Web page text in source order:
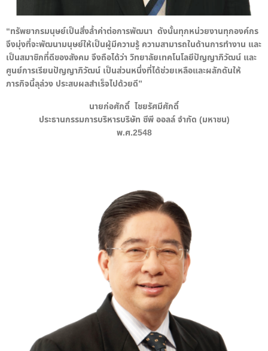
“ทรัพยากรมนุษย์เป็นสิ่งล้ำค่าต่อการพัฒนา ดังนั้นทุกหน่วยงานทุกองค์กร
จึงมุ่งที่จะพัฒนามนุษย์ให้เป็นผู้มีความรู้ ความสามารถในด้านการทำงาน และ
เป็นสมาชิกที่ดีของสังคม จึงถือได้ว่า วิทยาลัยเทคโนโลยีปัญญาภิวัฒน์ และ
ศูนย์การเรียนปัญญาภิวัฒน์ เป็นส่วนหนึ่งที่ได้ช่วยเหลือและผลักดันให้
ภารกิจนี้ลุล่วง ประสบผลสำเร็จไปด้วยดี”
นายก่อศักดิ์ ไชยรัศมีศักดิ์
ประธานกรรมการบริหารบริษัท ซีพี ออลล์ จำกัด (มหาชน)
พ.ศ.2548